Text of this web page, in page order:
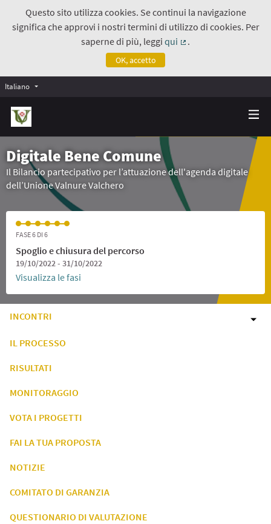
Questo sito utilizza cookies. Se continui la navigazione
significa che approvi i nostri termini di utilizzo di cookies. Per
saperne di più, leggiqui
.
OK, accetto
Italiano
Digitale Bene Comune
Il Bilancio partecipativo per l’attuazione dell'agenda digitale
dell’Unione Valnure Valchero
FASE 6 DI 6
Spoglio e chiusura del percorso
19/10/2022 - 31/10/2022
Visualizza le fasi
INCONTRI
IL PROCESSO
RISULTATI
MONITORAGGIO
VOTA I PROGETTI
FAI LA TUA PROPOSTA
NOTIZIE
COMITATO DI GARANZIA
QUESTIONARIO DI VALUTAZIONE